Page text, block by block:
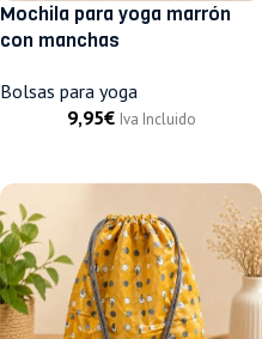
Mochila para yoga marrón
con manchas
Bolsas para yoga
9,95€ Iva Incluido